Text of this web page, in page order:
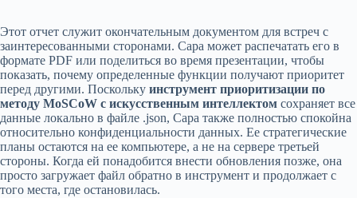
Этот отчет служит окончательным документом для встреч с
заинтересованными сторонами. Сара может распечатать его в
формате PDF или поделиться во время презентации, чтобы
показать, почему определенные функции получают приоритет
перед другими. Поскольку инструмент приоритизации по
методу MoSCoW с искусственным интеллектом сохраняет все
данные локально в файле .json, Сара также полностью спокойна
относительно конфиденциальности данных. Ее стратегические
планы остаются на ее компьютере, а не на сервере третьей
стороны. Когда ей понадобится внести обновления позже, она
просто загружает файл обратно в инструмент и продолжает с
того места, где остановилась.